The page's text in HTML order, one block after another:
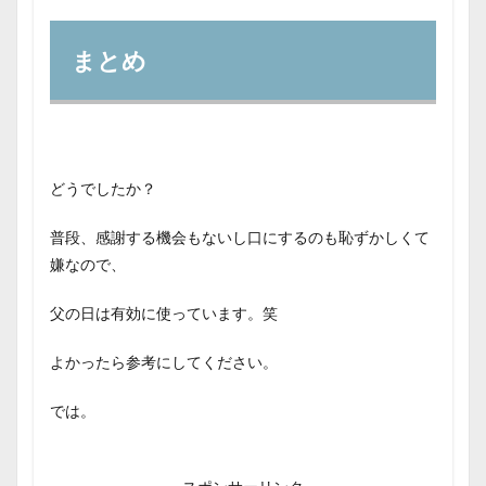
まとめ
どうでしたか？
普段、感謝する機会もないし口にするのも恥ずかしくて
嫌なので、
父の日は有効に使っています。笑
よかったら参考にしてください。
では。